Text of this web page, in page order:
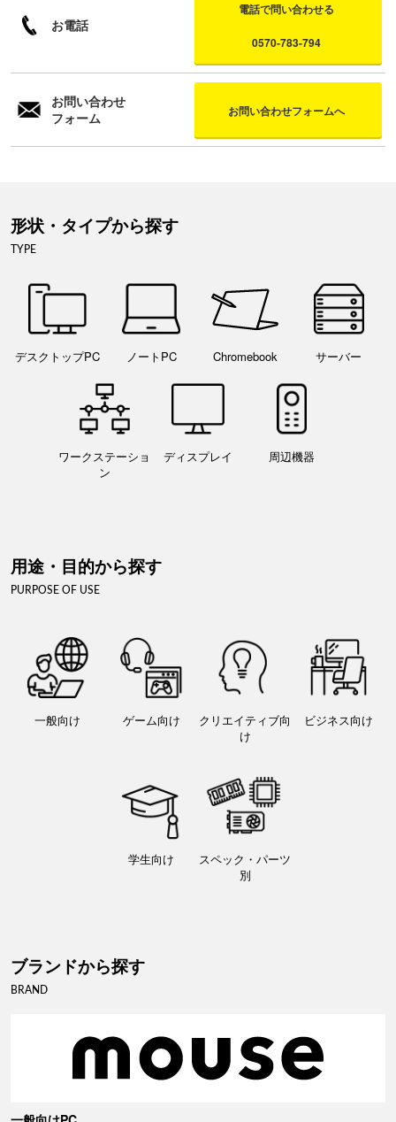
お電話
電話で問い合わせる
0570-783-794
お問い合わせ
フォーム
お問い合わせフォームへ
形状・タイプから探す
TYPE
デスクトップPC ノートPC Chromebook サーバー
ワークステーショ
ン
ディスプレイ 周辺機器
用途・目的から探す
PURPOSE OF USE
一般向け ゲーム向け
クリエイティブ向
け
ビジネス向け
学生向け
スペック・パーツ
別
ブランドから探す
BRAND